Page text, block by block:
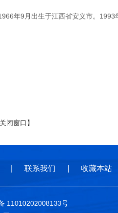
年9月出生于江西省安义市。1993
关闭窗口】
联系我们 收藏本站
11010202008133号